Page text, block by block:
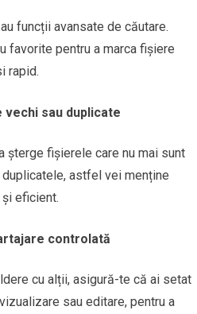
funcții avansate de căutare.
favorite pentru a marca fișiere
rapid.
sau duplicate
șterge fișierele care nu mai sunt
astfel vei menține
eficient.
controlată
cu alții, asigură-te că ai setat
sau editare, pentru a